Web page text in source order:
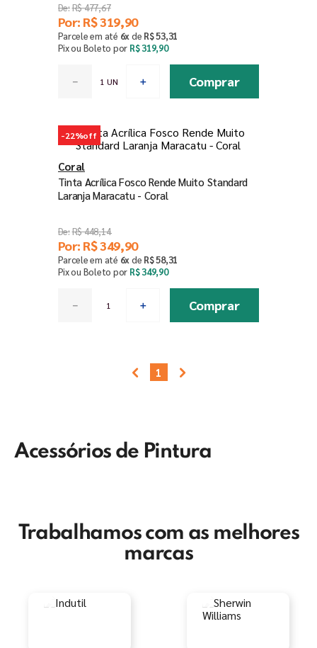
R$477,67
Por: R$319,90
Parcele em até 6xde R$53,31
Pix ou Boleto por R$ 319,90
＋
－ Comprar
-22%off
Coral
Tinta Acrílica Fosco Rende Muito Standard
Laranja Maracatu - Coral
R$448,14
Por: R$349,90
Parcele em até 6xde R$58,31
Pix ou Boleto por R$ 349,90
＋
－ Comprar
1
Acessórios de Pintura
Trabalhamos com as melhores
marcas